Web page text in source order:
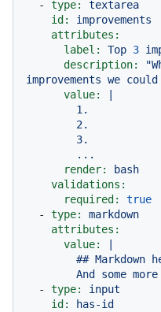
-
type:
textarea
id:
improvements
attributes:
label:
Top 3
description:
improvements we
value:
render:
bash
validations:
required:
true
-
type:
markdown
attributes:
value:
-
type:
input
id:
has-id